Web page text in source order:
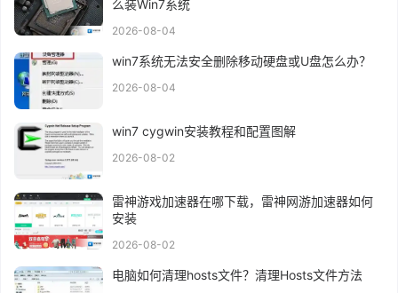
么装Win7系统
2026-08-04
win7系统无法安全删除移动硬盘或U盘怎么办？
2026-08-04
win7 cygwin安装教程和配置图解
2026-08-02
雷神游戏加速器在哪下载，雷神网游加速器如何
安装
2026-08-02
电脑如何清理hosts文件？清理Hosts文件方法